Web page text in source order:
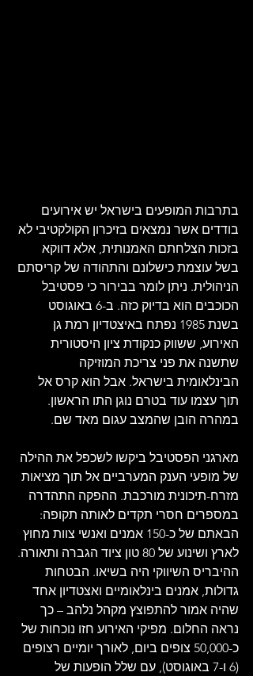
בתרבות המופעים בישראל יש אירועים
בודדים אשר נמצאים בזיכרון הקולקטיבי לא
בזכות הצלחתם האמנותית, אלא דווקא
בשל עוצמת כישלונם והתהודה של קריסתם
הניהולית. ניתן לומר בבירור כי פסטיבל
הכוכבים הוא בדיוק כזה. ב-6 באוגוסט
בשנת 1985 נפתח באיצטדיון רמת גן
האירוע, ששווק כנקודת ציון היסטורית
שתשנה את פני צריכת המוזיקה
הבינלאומית בישראל. אבל הוא קרס אל
תוך עצמו עוד בטרם נוגן התו הראשון.
במהרה הובן שהמצב עגום מאד שם.
מארגני הפסטיבל ביקשו לשכפל את ההילה
של מופעי הענק המערביים אל תוך מציאות
מזרח-תיכונית מורכבת. ההפקה התהדרה
במספרים חסרי תקדים לאותה תקופה:
הבאתם של כ-150 אמנים ואנשי צוות מחוץ
לארץ ושינוע של 80 טון ציוד הגברה ותאורה.
ההיבריס השיווקי היה בשיאו. הבטחות
גדולות, אמנים בינלאומיים ואצטדיון אחד
שהיה אמור להתפוצץ מקהל נלהב – כך
נראה החלום. מפיקי האירוע חזו נוכחות של
כ-50,000 צופים ביום, לאורך יומיים רצופים
(6 ו-7 באוגוסט), עם שלל הופעות של